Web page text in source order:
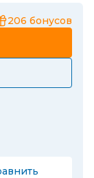
206 бонусов